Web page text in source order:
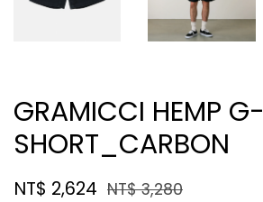
GRAMICCI HEMP G-
SHORT_CARBON
NT$ 2,624 NT$ 3,280